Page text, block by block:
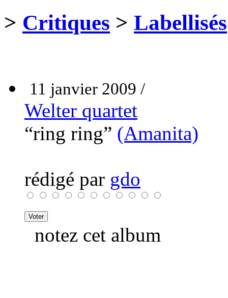
> Critiques > Labellisés
11 janvier 2009 /
Welter quartet
“ring ring” (Amanita)
rédigé par gdo
notez cet album